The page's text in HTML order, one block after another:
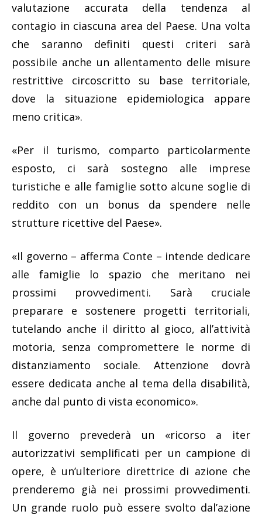
valutazione accurata della tendenza al
contagio in ciascuna area del Paese. Una volta
che saranno definiti questi criteri sarà
possibile anche un allentamento delle misure
restrittive circoscritto su base territoriale,
dove la situazione epidemiologica appare
meno critica».
«Per il turismo, comparto particolarmente
esposto, ci sarà sostegno alle imprese
turistiche e alle famiglie sotto alcune soglie di
reddito con un bonus da spendere nelle
strutture ricettive del Paese».
«Il governo – afferma Conte – intende dedicare
alle famiglie lo spazio che meritano nei
prossimi provvedimenti. Sarà cruciale
preparare e sostenere progetti territoriali,
tutelando anche il diritto al gioco, all’attività
motoria, senza compromettere le norme di
distanziamento sociale. Attenzione dovrà
essere dedicata anche al tema della disabilità,
anche dal punto di vista economico».
Il governo prevederà un «ricorso a iter
autorizzativi semplificati per un campione di
opere, è un’ulteriore direttrice di azione che
prenderemo già nei prossimi provvedimenti.
Un grande ruolo può essere svolto dal’azione